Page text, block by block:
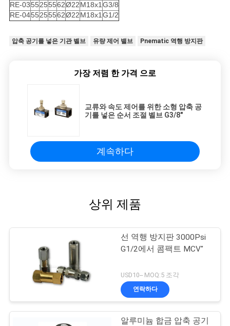
RE-0355255562Ø22M18x1 G3/8
RE-0455255562Ø22M18x1 G1/2
압축 공기를 넣은 기관 벨브 유량 제어 밸브 Pnematic 역행 방지판
가장 저렴 한 가격 으로
교류와 속도 제어를 위한 소형 압축 공
기를 넣은 순서 조절 벨브 G3/8"
계속하다
상위 제품
선 역행 방지판 3000Psi
G1/2에서 콤팩트 MCV"
USD10-- MOQ:5 조각
연락하다
알루미늄 합금 압축 공기